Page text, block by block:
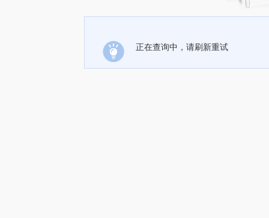
正在查询中，请刷新重试